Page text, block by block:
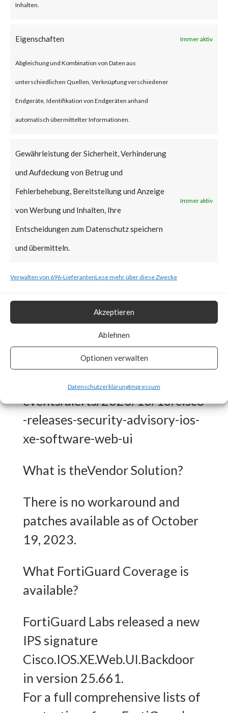
Inhalten.
Eigenschaften Immer aktiv
Abgleichung und Kombination von Daten aus
unterschiedlichen Quellen, Verknüpfung verschiedener
Endgeräte, Identifikation von Endgeräten anhand
automatisch übermittelter Informationen.
Gewährleistung der Sicherheit, Verhinderung
und Aufdeckung von Betrug und
Fehlerbehebung, Bereitstellung und Anzeige
von Werbung und Inhalten, Ihre
Entscheidungen zum Datenschutz speichern
und übermitteln.
Immer aktiv
Verwalten von 696-LieferantenLese mehr über diese Zwecke
Akzeptieren
Ablehnen
Optionen verwalten
DatenschutzerklärungImpressum
account to gain control of the
Why is this
Significant?
This vulnerability has been
given the maximum security
CVSS rating of 10.0. According
devices have already been
compromised. Also, CISA has
released an advisory for this
https://www.cisa.gov/news-
events/alerts/2023/10/16/cisco
-releases-security-advisory-ios-
xe-software-web-ui
What is theVendor Solution?
There is no workaround and
patches available as of October
19, 2023.
What FortiGuard Coverage is
available?
FortiGuard Labs released a new
IPS signature
Cisco.IOS.XE.Web.UI.Backdoor
in version 25.661.
For a full comprehensive lists of